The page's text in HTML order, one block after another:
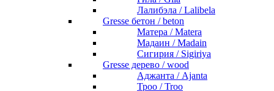
Лалибэла / Lalibela
Gresse бетон / beton
Матера / Matera
Мадаин / Madain
Сигирия / Sigiriya
Gresse дерево / wood
Аджанта / Ajanta
Троо / Troo